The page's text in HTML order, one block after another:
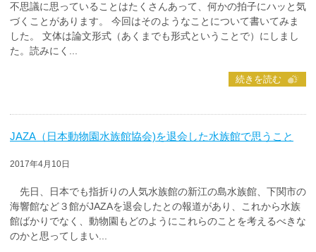
不思議に思っていることはたくさんあって、何かの拍子にハッと気
づくことがあります。 今回はそのようなことについて書いてみま
した。 文体は論文形式（あくまでも形式ということで）にしまし
た。読みにく...
続きを読む
JAZA（日本動物園水族館協会)を退会した水族館で思うこと
2017年4月10日
先日、日本でも指折りの人気水族館の新江の島水族館、下関市の
海響館など３館がJAZAを退会したとの報道があり、これから水族
館ばかりでなく、動物園もどのようにこれらのことを考えるべきな
のかと思ってしまい...